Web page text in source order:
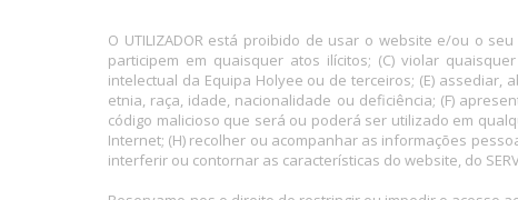
O UTILIZADOR está proibido de usar o website e/ou o
participem em quaisquer atos ilícitos; (C) violar
intelectual da Equipa Holyee ou de terceiros; (E)
etnia, raça, idade, nacionalidade ou deficiência; (F)
código malicioso que será ou poderá ser utilizado em
Internet; (H) recolher ou acompanhar as informações
interferir ou contornar as características do website, do